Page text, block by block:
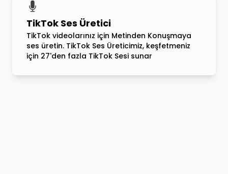
TikTok Ses Üretici
TikTok videolarınız için Metinden Konuşmaya
ses üretin. TikTok Ses Üreticimiz, keşfetmeniz
için 27'den fazla TikTok Sesi sunar